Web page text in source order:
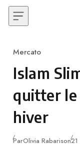
Skip to content
Category
Mercato
Islam
quitter le
hiver
ParOlivia Rabarison